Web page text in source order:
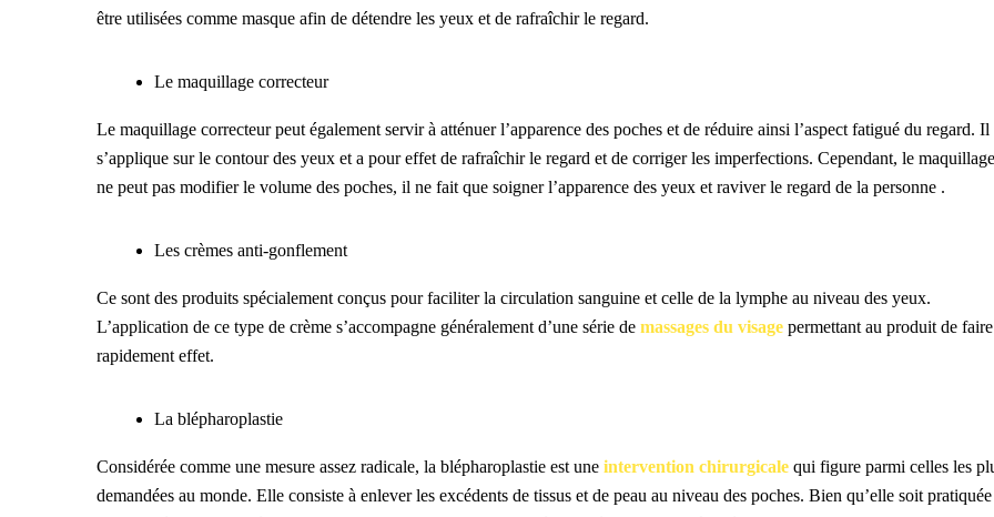
être utilisées comme masque afin de détendre les yeux et de rafraîchir le regard.
Le maquillage correcteur
Le maquillage correcteur peut également servir à atténuer l’apparence des poches et de réduire ainsi l’aspect fatigué du regard. Il
s’applique sur le contour des yeux et a pour effet de rafraîchir le regard et de corriger les imperfections. Cependant, le maquillage
ne peut pas modifier le volume des poches, il ne fait que soigner l’apparence des yeux et raviver le regard de la personne .
Les crèmes anti-gonflement
Ce sont des produits spécialement conçus pour faciliter la circulation sanguine et celle de la lymphe au niveau des yeux.
L’application de ce type de crème s’accompagne généralement d’une série de massages du visage permettant au produit de faire
rapidement effet.
La blépharoplastie
Considérée comme une mesure assez radicale, la blépharoplastie est une intervention chirurgicale qui figure parmi celles les
demandées au monde. Elle consiste à enlever les excédents de tissus et de peau au niveau des poches. Bien qu’elle soit pratiquée